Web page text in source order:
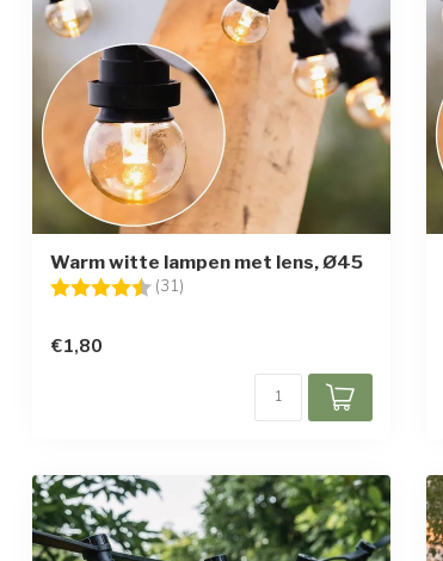
Warm witte lampen met lens, Ø45
Beoordeling: (31)
€1,80